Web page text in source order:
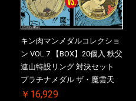
キン肉マンメダルコレクショ
ン VOL.7 【BOX】20個入 秩父
連山特設リング 対決セット
プラチナメダル ザ・魔雲天
VS. テリーマン 3.0 初回シリア
￥16,929